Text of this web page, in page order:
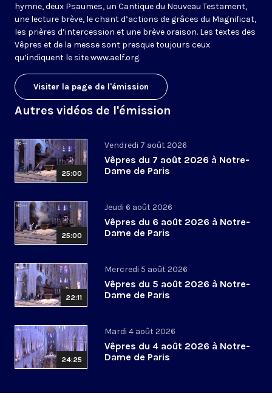
hymne, deux Psaumes, un Cantique du Nouveau Testament,
une lecture brève, le chant d’actions de grâces du Magnificat,
les prières d’intercession et une brève oraison. Les textes des
Vêpres et de la messe sont presque toujours ceux
qu’indiquent le sitewww.aelf.org.
Visiter la page de l'émission
Autres vidéos de l'émission
25:00
Vendredi 7 août 2026
Vêpres du 7 août 2026 à Notre-
Dame de Paris
25:00
Jeudi 6 août 2026
Vêpres du 6 août 2026 à Notre-
Dame de Paris
22:11
Mercredi 5 août 2026
Vêpres du 5 août 2026 à Notre-
Dame de Paris
24:25
Mardi 4 août 2026
Vêpres du 4 août 2026 à Notre-
Dame de Paris